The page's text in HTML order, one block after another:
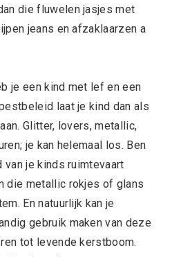
die fluwelen jasjes met
jeans en afzaklaarzen a
je een kind met lef en een
laat je kind dan als
Glitter, lovers, metallic,
je kan helemaal los. Ben
je kinds ruimtevaart
die metallic rokjes of glans
En natuurlijk kan je
gebruik maken van deze
tot levende kerstboom.